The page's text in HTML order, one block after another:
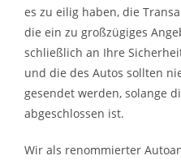
es zu eilig haben, die
die ein zu großzügiges
schließlich an Ihre
und die des Autos sollten
gesendet werden, solange
abgeschlossen ist.
Wir als renommierter